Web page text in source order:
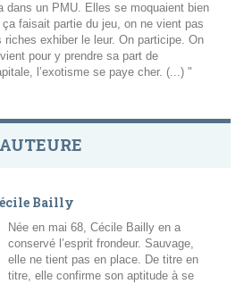
dans un PMU. Elles se moquaient bien
ça faisait partie du jeu, on ne vient pas
riches exhiber le leur. On participe. On
pour y prendre sa part de
l’exotisme se paye cher. (...) "
Bailly
Née en mai 68, Cécile Bailly en a
conservé l’esprit frondeur. Sauvage,
elle ne tient pas en place. De titre en
titre, elle confirme son aptitude à se